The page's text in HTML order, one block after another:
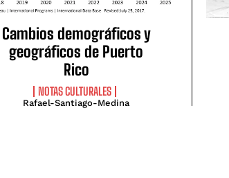
Cambios demográficos y
geográficos de Puerto
Rico
NOTAS CULTURALES
Rafael-Santiago-Medina